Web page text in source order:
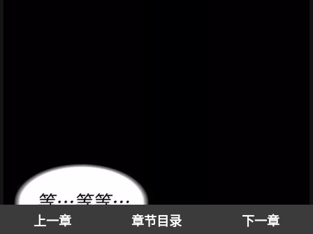
上一章 章节目录 下一章